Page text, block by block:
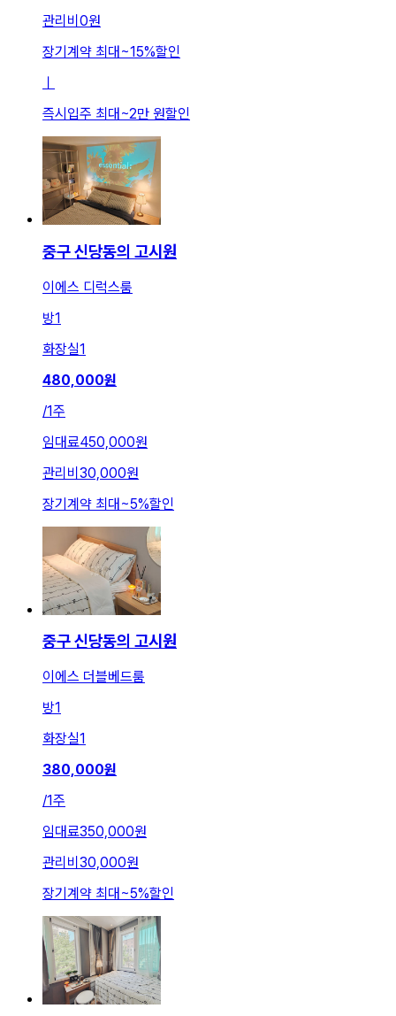
관리비 0원
장기계약 최대 ~15%할인
즉시입주 최대 ~2만 원할인
중구 신당동의 고시원
이에스 디럭스룸
방1
화장실1
480,000원
/1주
임대료450,000원
관리비 30,000원
장기계약 최대~5%할인
중구 신당동의 고시원
이에스 더블베드룸
방1
화장실1
380,000원
/1주
임대료350,000원
관리비 30,000원
장기계약 최대~5%할인